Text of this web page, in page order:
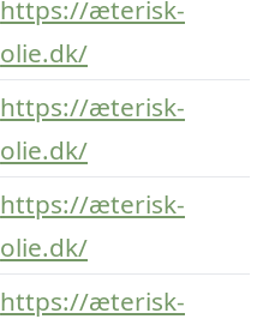
https://æterisk-
olie.dk/
https://æterisk-
olie.dk/
https://æterisk-
olie.dk/
https://æterisk-